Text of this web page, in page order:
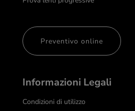
Preventivo online
Informazioni Legali
Condizioni di utilizzo